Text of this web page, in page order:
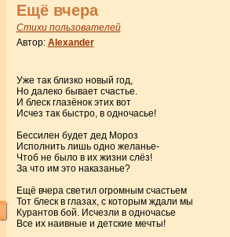
Ещё вчера
Стихи пользователей
Автор: Alexander
Уже так близко новый год,
Но далеко бывает счастье.
И блеск глазёнок этих вот
Исчез так быстро, в одночасье!
Бессилен будет дед Мороз
Исполнить лишь одно желанье-
Чтоб не было в их жизни слёз!
За что им это наказанье?
Ещё вчера светил огромным счастьем
Тот блеск в глазах, с которым ждали мы
Курантов бой. Исчезли в одночасье
Все их наивные и детские мечты!